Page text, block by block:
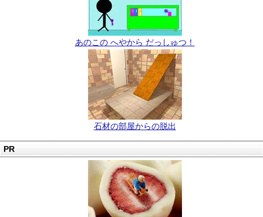
あのこの へやから だっしゅつ！
石材の部屋からの脱出
PR